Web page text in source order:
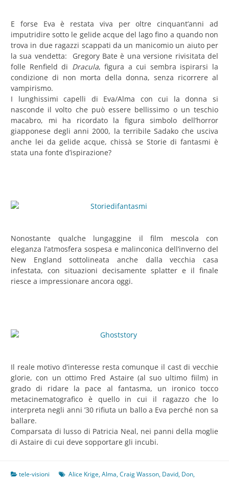
E forse Eva è restata viva per oltre cinquant’anni ad
imputridire sotto le gelide acque del lago fino a quando non
trova in due ragazzi scappati da un manicomio un aiuto per
la sua vendetta: Gregory Bate è una versione rivisitata del
folle Renfield di Dracula, figura a cui sembra ispirarsi la
condizione di non morta della donna, senza ricorrere al
vampirismo.
I lunghissimi capelli di Eva/Alma con cui la donna si
nasconde il volto che può essere bellissimo o un teschio
macabro, mi ha ricordato la figura simbolo dell’horror
giapponese degli anni 2000, la terribile Sadako che usciva
anche lei da gelide acque, chissà se Storie di fantasmi è
stata una fonte d’ispirazione?
Nonostante qualche lungaggine il film mescola con
eleganza l’atmosfera sospesa e malinconica dell’inverno del
New England sottolineata anche dalla vecchia casa
infestata, con situazioni decisamente splatter e il finale
riesce a impressionare ancora oggi.
Il reale motivo d’interesse resta comunque il cast di vecchie
glorie, con un ottimo Fred Astaire (al suo ultimo fiilm) in
grado di ridare la pace al fantasma, un ironico tocco
metacinematografico è quello in cui il ragazzo che lo
interpreta negli anni ’30 rifiuta un ballo a Eva perché non sa
ballare.
Comparsata di lusso di Patricia Neal, nei panni della moglie
di Astaire di cui deve sopportare gli incubi.
tele-visioni Alice Krige,Alma,Craig Wasson, David, Don,